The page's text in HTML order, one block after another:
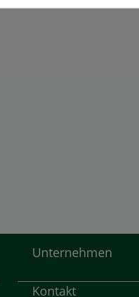
Unternehmen
Kontakt